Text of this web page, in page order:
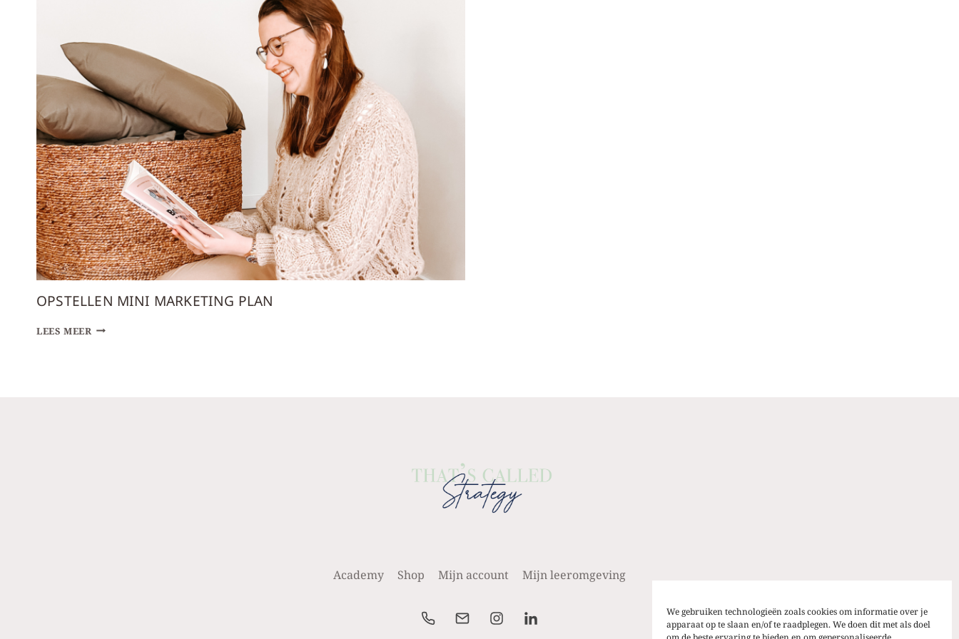
We gebruiken technologieën zoals cookies om informatie over je
apparaat op te slaan en/of te raadplegen. We doen dit met als doel
OPSTELLEN MINI MARKETING PLAN
LEES MEER OPSTELLEN
Academy Shop Mijn account Mijn leeromgeving